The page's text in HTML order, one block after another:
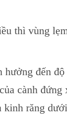
thì vùng
đến
cành
kinh răng